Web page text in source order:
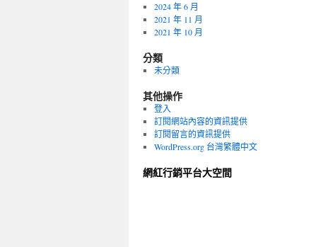
2024 年 6 月
2021 年 11 月
2021 年 10 月
分類
未分類
其他操作
登入
訂閱網站內容的資訊提供
訂閱留言的資訊提供
WordPress.org 台灣繁體中文
網紅行銷平台大空間